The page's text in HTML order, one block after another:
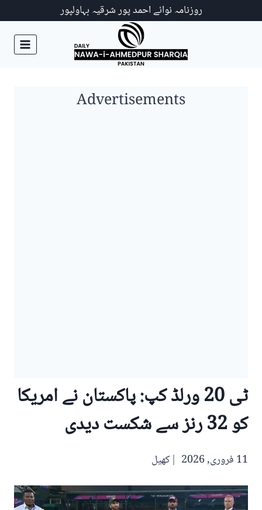
روزنامہ نوائے احمد پور شرقیہ بہاولپور
Advertisements
ٹی 20 ورلڈ کپ: پاکستان نے امریکا
کو 32 رنز سے شکست دیدی
11 فروری, 2026 کھیل